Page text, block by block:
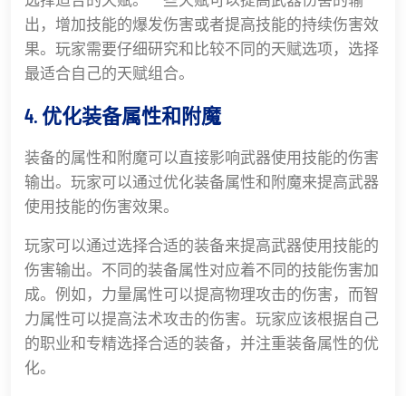
出，增加技能的爆发伤害或者提高技能的持续伤害效
果。玩家需要仔细研究和比较不同的天赋选项，选择
最适合自己的天赋组合。
4. 优化装备属性和附魔
装备的属性和附魔可以直接影响武器使用技能的伤害
输出。玩家可以通过优化装备属性和附魔来提高武器
使用技能的伤害效果。
玩家可以通过选择合适的装备来提高武器使用技能的
伤害输出。不同的装备属性对应着不同的技能伤害加
成。例如，力量属性可以提高物理攻击的伤害，而智
力属性可以提高法术攻击的伤害。玩家应该根据自己
的职业和专精选择合适的装备，并注重装备属性的优
化。